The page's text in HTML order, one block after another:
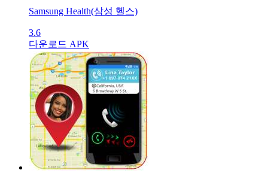
Samsung Health(삼성 헬스)
3.6
다운로드 APK